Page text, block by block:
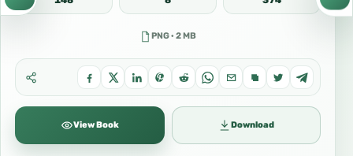
PNG · 2 MB
View Book Download